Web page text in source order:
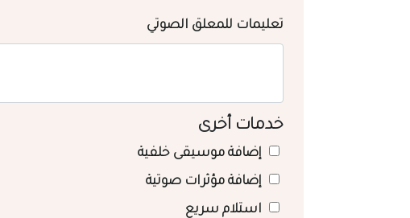
تعليمات للمعلق الصوتي
خدمات أخرى
إضافة موسيقى خلفية
إضافة مؤثرات صوتية
استلام سريع